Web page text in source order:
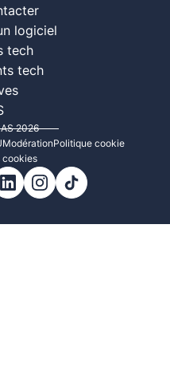
logiciel
tech
tech
2026
ModérationPolitique cookie
cookies